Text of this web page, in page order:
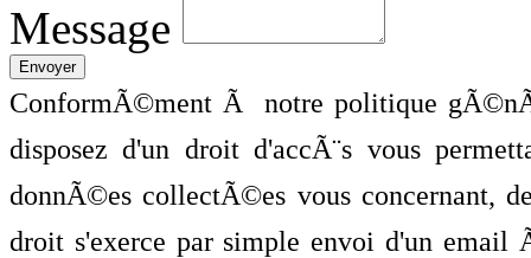
Message
ConformÃ©ment Ã notre politique
disposez d'un droit d'accÃ¨s vous
donnÃ©es collectÃ©es vous concernant,
droit s'exerce par simple envoi d'un